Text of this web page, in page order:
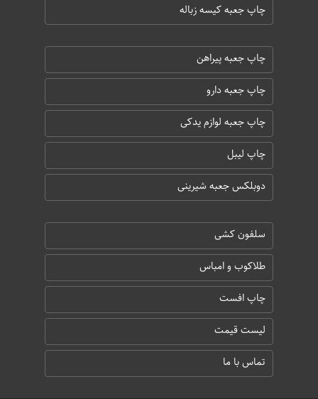
چاپ جعبه کیسه زباله
چاپ جعبه پیراهن
چاپ جعبه دارو
چاپ جعبه لوازم یدکی
چاپ لیبل
دوبلکس جعبه شیرینی
سلفون کشی
طلاکوب و امباس
چاپ افست
لیست قیمت
تماس با ما